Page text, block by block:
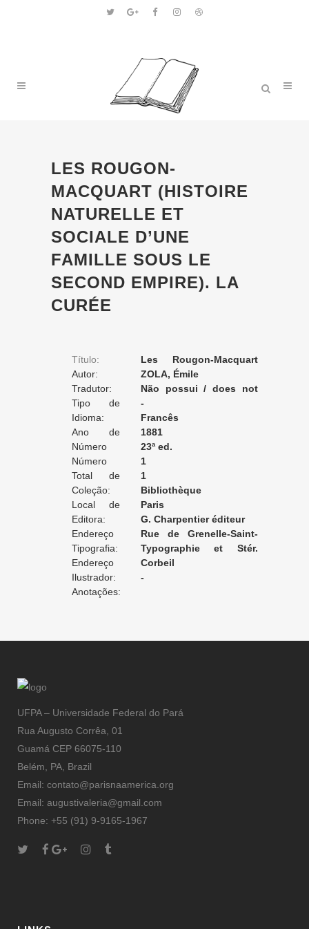
LES ROUGON-
MACQUART (HISTOIRE
NATURELLE ET
SOCIALE D’UNE
FAMILLE SOUS LE
SECOND EMPIRE). LA
CURÉE
Título:
Les Rougon-Macquart
(histoire naturelle et sociale
d’une famille sous le second
empire). La Curée
Autor:
ZOLA, Émile
Tradutor:
Não possui / does not
apply / ne posséde pas
Tipo de
Tradução:
-
Idioma:
Francês
Ano de
Edição:
1881
Número
da Edição:
23ª ed.
Número
do Volume:
1
Total de
Volumes:
1
Coleção:
Bibliothèque
Charpentier
Local de
Edição:
Paris
Editora:
G. Charpentier éditeur
Endereço
da Editora:
Rue de Grenelle-Saint-
Germain, 13
Tipografia:
Typographie et Stér.
Creté
Endereço
da Tipografia:
Corbeil
Ilustrador:
-
Anotações:
UFPA – Universidade Federal do Pará
Rua Augusto Corrêa, 01
Guamá CEP 66075-110
Belém, PA, Brazil
Email: contato@parisnaamerica.org
Email: augustivaleria@gmail.com
Phone: +55 (91) 9-9165-1967